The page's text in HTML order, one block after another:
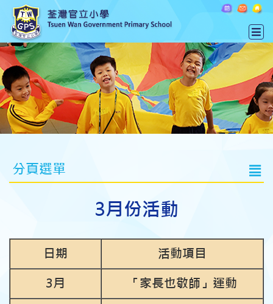
分頁選單
3月份活動
日期
活動項目
3月
「家長也敬師」運動